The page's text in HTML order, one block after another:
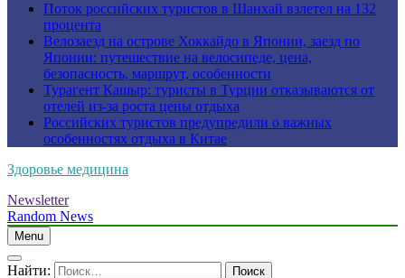
Поток российских туристов в Шанхай взлетел на 132
процента
Велозаезд на острове Хоккайдо в Японии, заезд по
Японии: путешествие на велосипеде, цена,
безопасность, маршрут, особенности
Турагент Кашыр: туристы в Турции отказываются от
отелей из-за роста цены отдыха
Российских туристов предупредили о важных
особенностях отдыха в Китае
Здоровье медицина
Newsletter
Random News
Menu
Найти: